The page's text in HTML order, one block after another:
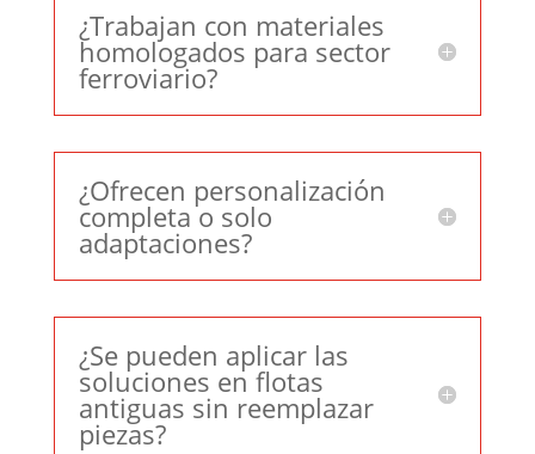
¿Trabajan con materiales
homologados para sector
ferroviario?
¿Ofrecen personalización
completa o solo
adaptaciones?
¿Se pueden aplicar las
soluciones en flotas
antiguas sin reemplazar
piezas?